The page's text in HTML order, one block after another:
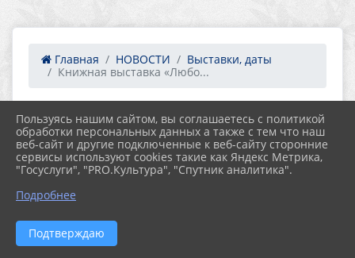
Главная НОВОСТИ
Выставки, даты
Книжная выставка «Любо...
01.06.2026 16:05
КНИЖНАЯ ВЫСТАВКА «ЛЮБОВЬ И
ПЛАНЕТУ ДЕТЯМ!», ПОСВЯЩЕННАЯ ДНЮ
ЗАЩИТЫ ДЕТЕЙ
Пользуясь нашим сайтом, вы соглашаетесь с политикой
обработки персональных данных а также с тем что наш
веб-сайт и другие подключенные к веб-сайту сторонние
сервисы используют cookies такие как Яндекс Метрика,
"Госуслуги", "PRO.Культура", "Спутник аналитика".
Подробнее
Подтверждаю